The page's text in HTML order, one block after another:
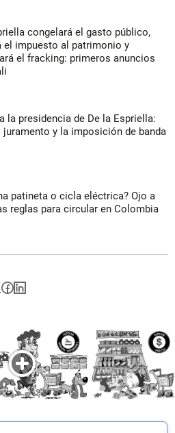
congelará el gasto público,
el impuesto al patrimonio y
el fracking: primeros anuncios
la presidencia de De la Espriella:
juramento y la imposición de banda
patineta o cicla eléctrica? Ojo a
reglas para circular en Colombia